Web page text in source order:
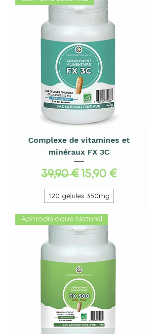
Complexe de vitamines et
minéraux FX 3C
Prix original
39,90 €Prix
15,90 €
120 gélules 350mg
Aphrodisiaque Naturel